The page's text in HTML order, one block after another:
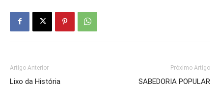
Artigo Anterior
Lixo da História
Próximo Artigo
SABEDORIA POPULAR